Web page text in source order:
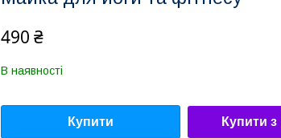
490 ₴
В наявності
Купити Купити з